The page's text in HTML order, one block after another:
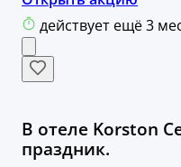
действует ещё 3
В отеле Korston
праздник.